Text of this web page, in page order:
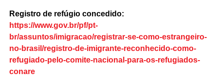
Registro de refúgio concedido:
https://www.gov.br/pf/pt-
br/assuntos/imigracao/registrar-se-como-estrangeiro-
no-brasil/registro-de-imigrante-reconhecido-como-
refugiado-pelo-comite-nacional-para-os-refugiados-
conare